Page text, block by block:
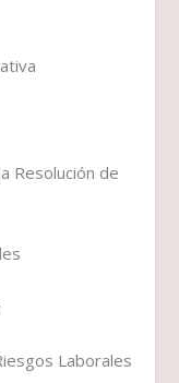
Resolución de
Laborales